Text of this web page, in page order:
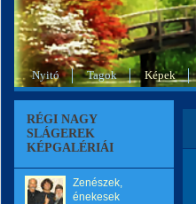
Nyitó Tagok Képek
RÉGI NAGY
SLÁGEREK
KÉPGALÉRIÁI
Zenészek,
énekesek